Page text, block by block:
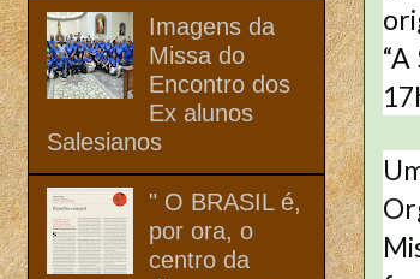
Imagens da
Missa do
Encontro dos
Ex alunos
Salesianos
" O BRASIL é,
por ora, o
centro da